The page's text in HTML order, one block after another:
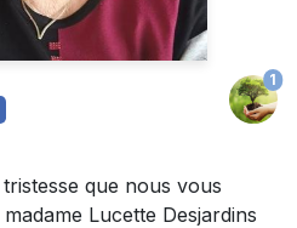
1
que nous vous
Lucette Desjardins